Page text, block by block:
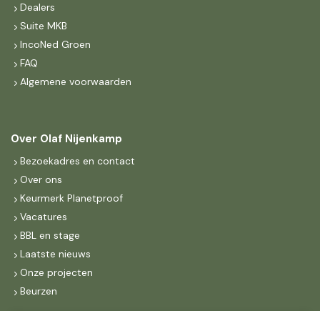
Dealers
Suite MKB
IncoNed Groen
FAQ
Algemene voorwaarden
Over Olaf Nijenkamp
Bezoekadres en contact
Over ons
Keurmerk Planetproof
Vacatures
BBL en stage
Laatste nieuws
Onze projecten
Beurzen